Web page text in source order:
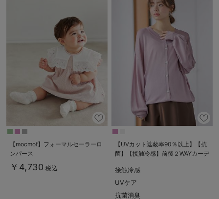
【mocmof】フォーマルセーラーロ
ンパース
￥4,730 税込
【UVカット遮蔽率90％以上】【抗
菌】【接触冷感】前後２WAYカーデ
後も長く使える】
接触冷感
UVケア
抗菌消臭